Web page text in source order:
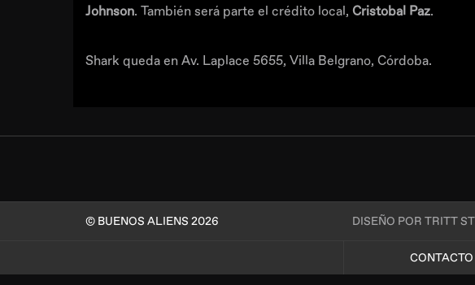
Johnson. También será parte el crédito local, Cristobal Paz.
Shark queda en Av. Laplace 5655, Villa Belgrano, Córdoba.
© BUENOS ALIENS 2026 DISEÑO POR TRITT
CONTACTO